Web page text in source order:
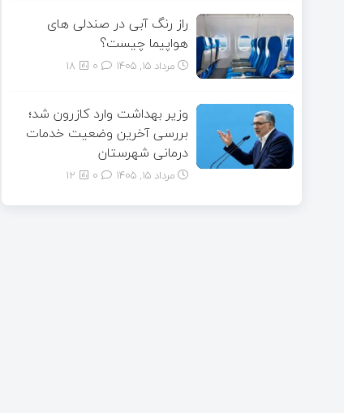
راز رنگ آبی در صندلی های
هواپیما چیست؟
مرداد ۱۵, ۱۴۰۵ 18
وزیر بهداشت وارد کازرون شد؛
بررسی آخرین وضعیت خدمات
درمانی شهرستان
مرداد ۱۵, ۱۴۰۵ 12